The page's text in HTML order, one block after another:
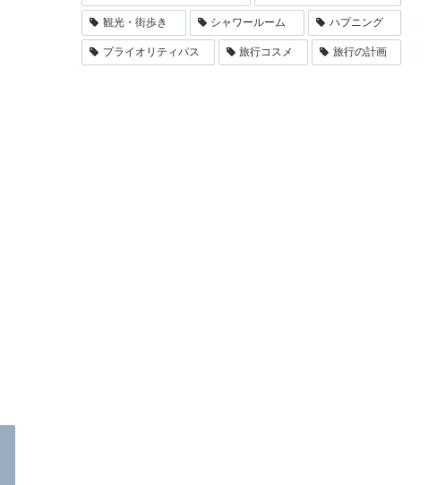
観光・街歩き シャワールーム ハプニング
プライオリティパス 旅行コスメ 旅行の計画